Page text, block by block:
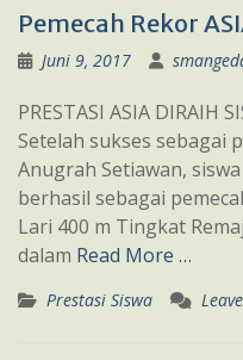
Pemecah Rekor
Juni 9, 2017
PRESTASI ASIA DIRAIH
Setelah sukses sebagai
Anugrah Setiawan,
berhasil sebagai
Lari 400 m Tingkat
dalam Read More …
Prestasi Siswa